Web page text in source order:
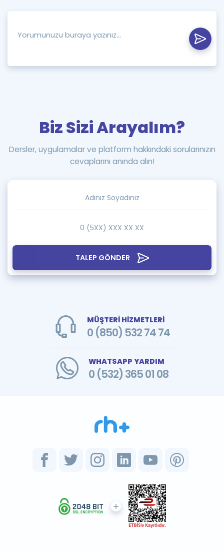
TALEP GÖNDER
Biz Sizi Arayalım?
Dersler, uygulamalar ve platform hakkındaki sorularınızın
cevaplarını anında alın!
MÜŞTERİ HİZMETLERİ
0 (850) 532 74 74
WHATSAPP YARDIM
0 (532) 365 01 08